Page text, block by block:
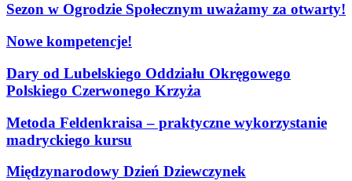
Sezon w Ogrodzie Społecznym uważamy za otwarty!
Nowe kompetencje!
Dary od Lubelskiego Oddziału Okręgowego
Polskiego Czerwonego Krzyża
Metoda Feldenkraisa – praktyczne wykorzystanie
madryckiego kursu
Międzynarodowy Dzień Dziewczynek